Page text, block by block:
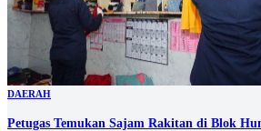
DAERAH
Petugas Temukan Sajam Rakitan di Blok